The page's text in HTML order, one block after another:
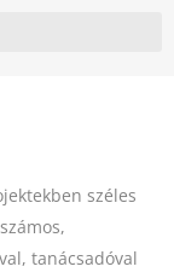
széles
tanácsadóval